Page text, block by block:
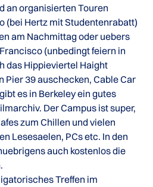
an organisierten Touren
(bei Hertz mit Studentenrabatt)
am Nachmittag oder uebers
(unbedingt feiern in
das Hippieviertel Haight
Pier 39 auschecken, Cable Car
es in Berkeley ein gutes
Der Campus ist super,
zum Chillen und vielen
Lesesaelen, PCs etc. In den
auch kostenlos die
Treffen im